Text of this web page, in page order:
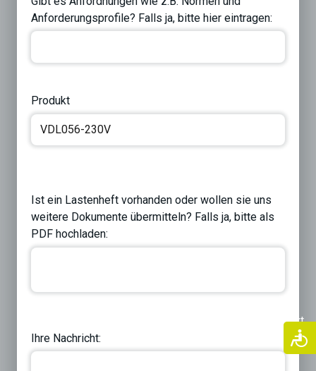
Anforderungsprofile? Falls ja, bitte hier eintragen:
Produkt
Ist ein Lastenheft vorhanden oder wollen sie uns
weitere Dokumente übermitteln? Falls ja, bitte als
PDF hochladen:
Next
Ihre Nachricht: